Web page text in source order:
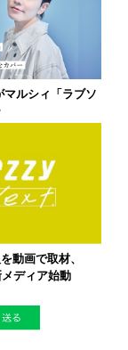
ルシィ「ラブソ
動画で取材、
ディア始動